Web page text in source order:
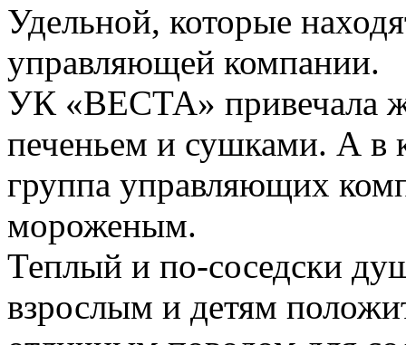
Удельной, которые
управляющей компании.
УК «ВЕСТА» привечала
печеньем и сушками. А в
группа управляющих
мороженым.
Теплый и по-соседски
взрослым и детям